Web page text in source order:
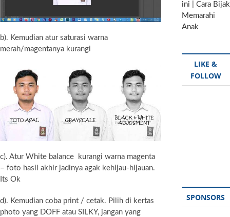
b). Kemudian atur saturasi warna
merah/magentanya kurangi
c). Atur White balance kurangi warna magenta
– foto hasil akhir jadinya agak kehijau-hijauan.
Its Ok
d). Kemudian coba print / cetak. Pilih di kertas
photo yang DOFF atau SILKY, jangan yang
ini | Cara Bijak
Memarahi
Anak
LIKE &
FOLLOW
SPONSORS